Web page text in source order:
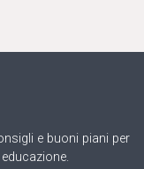
e buoni piani per